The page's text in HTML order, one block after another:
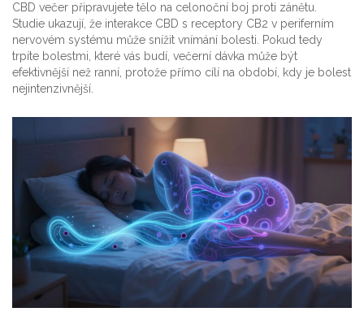
CBD večer připravujete tělo na celonoční boj proti zánětu.
Studie ukazují, že interakce CBD s receptory CB2 v periferním
nervovém systému může snížit vnímání bolesti. Pokud tedy
trpíte bolestmi, které vás budí, večerní dávka může být
efektivnější než ranní, protože přímo cílí na období, kdy je bolest
nejintenzivnější.